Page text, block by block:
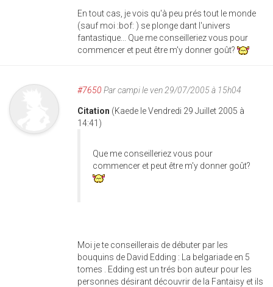
En tout cas, je vois qu'à peu prés tout le monde
(sauf moi :bof: ) se plonge dant l'univers
fantastique... Que me conseilleriez vous pour
commencer et peut être m'y donner goût?
#7650 Parcampile ven 29/07/2005 à 15h04
Citation (Kaede le Vendredi 29 Juillet 2005 à
14:41)
Que me conseilleriez vous pour
commencer et peut être m'y donner goût?
Moi je te conseillerais de débuter par les
bouquins de David Edding : La belgariade en 5
tomes . Edding est un trés bon auteur pour les
personnes désirant découvrir de la Fantaisy et ils